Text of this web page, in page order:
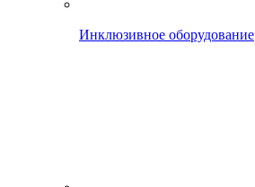
Инклюзивное оборудование